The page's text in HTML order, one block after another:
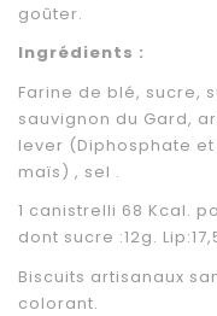
goûter.
Ingrédients :
Farine de blé, sucre,
sauvignon du Gard,
lever (Diphosphate
maïs) , sel .
1 canistrelli 68 Kcal.
dont sucre :12g.
Biscuits artisanaux
colorant.